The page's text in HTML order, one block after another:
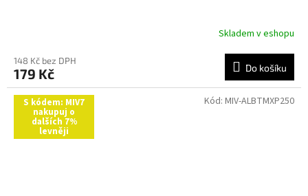
Skladem v eshopu
148 Kč bez DPH
179 Kč Do košíku
S kódem: MIV7
nakupuj o
dalších 7%
levněji
Kód: MIV-ALBTMXP250